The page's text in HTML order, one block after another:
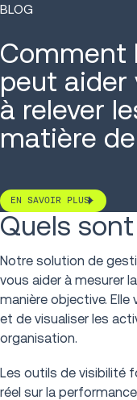
BLOG
Comment
peut aider
à relever
matière
EN SAVOIR PLUS
Quels
Notre solution de
vous aider à mesurer
manière objective.
et de visualiser les
organisation.
Les outils de visibilité
réel sur la